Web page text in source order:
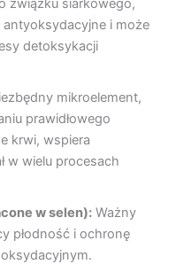
związku siarkowego,
antyoksydacyjne i może
detoksykacji
mikroelement,
prawidłowego
krwi, wspiera
w wielu procesach
w selen):Ważny
płodność i ochronę